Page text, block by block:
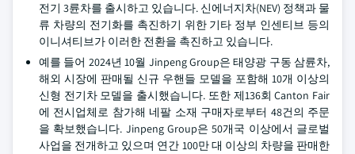
전기 3륜차를 출시하고 있습니다. 신에너지차(NEV) 정책과 물
류 차량의 전기화를 촉진하기 위한 기타 정부 인센티브 등의
이니셔티브가 이러한 전환을 촉진하고 있습니다.
예를 들어 2024년 10월 Jinpeng Group은 태양광 구동 삼륜차,
해외 시장에 판매될 신규 우핸들 모델을 포함해 10개 이상의
신형 전기차 모델을 출시했습니다. 또한 제136회 Canton Fair
에 전시업체로 참가해 네팔 소재 구매자로부터 48건의 주문
을 확보했습니다. Jinpeng Group은 50개국 이상에서 글로벌
사업을 전개하고 있으며 연간 100만 대 이상의 차량을 판매한